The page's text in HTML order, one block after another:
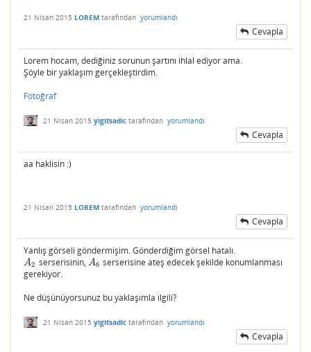
21 Nisan 2015 LOREM tarafından yorumlandı
Cevapla
Lorem hocam, dediğiniz sorunun şartını ihlal ediyor ama.
Şöyle bir yaklaşım gerçekleştirdim.
Fotoğraf
21 Nisan 2015 yigitsadic tarafından yorumlandı
Cevapla
aa haklisin :)
21 Nisan 2015 LOREM tarafından yorumlandı
Cevapla
Yanlış görseli göndermişim. Gönderdiğim görsel hatalı.
A2
A2 serserisinin, A6
A6 serserisine ateş edecek şekilde konumlanması
gerekiyor.
Ne düşünüyorsunuz bu yaklaşımla ilgili?
21 Nisan 2015 yigitsadic tarafından yorumlandı
Cevapla